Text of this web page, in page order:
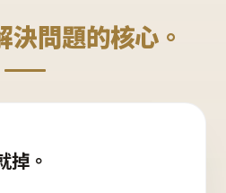
決問題的核心。
掉。